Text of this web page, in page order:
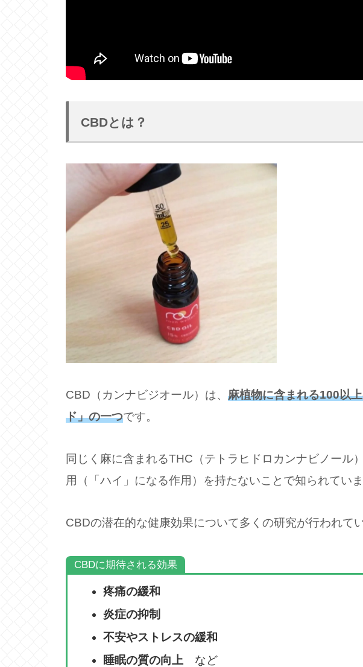
CBDとは？
CBD（カンナビジオール）は、 麻植物に含まれる100以
ド」の一つです。
同じく麻に含まれるTHC（テトラヒドロカンナビノール
用（「ハイ」になる作用）を持たないことで知られていま
CBDの潜在的な健康効果について多くの研究が行われてい
CBDに期待される効果
疼痛の緩和
炎症の抑制
不安やストレスの緩和
睡眠の質の向上など